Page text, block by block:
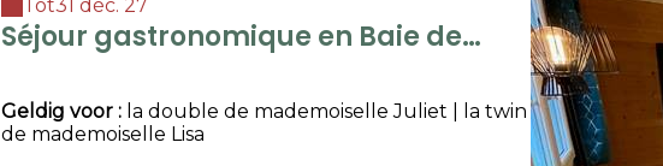
Tot31 déc. 27
Séjour gastronomique en Baie de
Geldigvoor : la double de mademoiselle Juliet
la twin
de mademoiselle Lisa